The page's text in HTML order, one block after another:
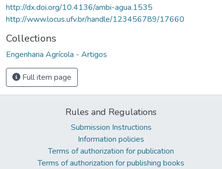
http://dx.doi.org/10.4136/ambi-agua.1535
http://www.locus.ufv.br/handle/123456789/17660
Collections
Engenharia Agrícola - Artigos
Full item page
Rules and Regulations
Submission Instructions
Information policies
Terms of authorization for publication
Terms of authorization for publishing books